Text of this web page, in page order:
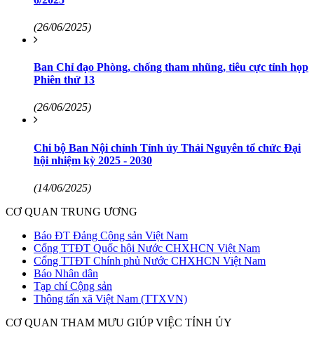
(26/06/2025)
Ban Chỉ đạo Phòng, chống tham nhũng, tiêu cực tỉnh họp
Phiên thứ 13
(26/06/2025)
Chi bộ Ban Nội chính Tỉnh ủy Thái Nguyên tổ chức Đại
hội nhiệm kỳ 2025 - 2030
(14/06/2025)
CƠ QUAN TRUNG ƯƠNG
Báo ĐT Đảng Cộng sản Việt Nam
Cổng TTĐT Quốc hội Nước CHXHCN Việt Nam
Cổng TTĐT Chính phủ Nước CHXHCN Việt Nam
Báo Nhân dân
Tạp chí Cộng sản
Thông tấn xã Việt Nam (TTXVN)
CƠ QUAN THAM MƯU GIÚP VIỆC TỈNH ỦY